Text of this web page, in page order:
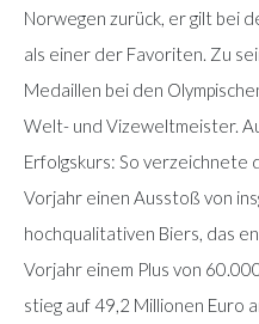
Norwegen zurück, er gilt bei
als einer der Favoriten. Zu
Medaillen bei den
Welt- und Vizeweltmeister.
Erfolgskurs: So verzeichnete
Vorjahr einen Ausstoß von
hochqualitativen Biers, das
Vorjahr einem Plus von
stieg auf 49,2 Millionen Euro